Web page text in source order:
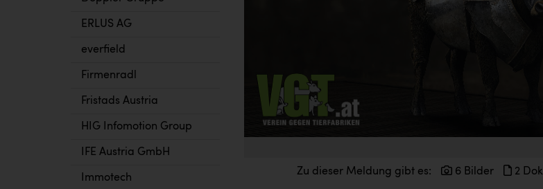
ERLUS AG
everfield
Firmenradl
Fristads Austria
HIG Infomotion Group
IFE Austria GmbH
Immotech
Zu dieser Meldung gibt es: 6 Bilder 2